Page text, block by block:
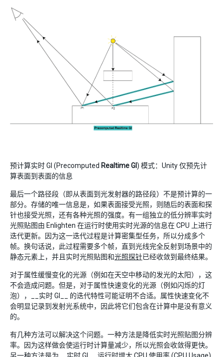
预计算实时 GI (Precomputed Realtime GI) 模式：Unity 仅预先计
算表面到表面的信息
最后一个路径段（即从表面到光发射器的路径段）不是预计算的一
部分。存储的唯一信息是，如果表面接受光照，则随后的表面和探
针也接受光照，还有各种光照的强度。有一组独立的低分辨率实时
光照贴图由 Enlighten 在运行时使用实时光源的信息在 CPU 上进行
迭代更新。因为这一迭代过程是计算密集型任务，所以分成多个
帧。换句话说，此过程需要多个帧，直到光线完全反射到场景中的
静态元素上，并且实时光照贴图和光照探针已经收敛到最终结果。
对于属性缓慢变化的光源（例如在天空中移动的发光的太阳），这
不会造成问题。但是，对于属性快速变化的光源（例如闪烁的灯
泡），__实时 GI__ 的迭代特性可能证明不合适。属性快速变化不
会明显记录到发射光系统中，因此将它们包含在计算中是没有意义
的。
有几种方法可以解决这个问题。一种方法是降低实时光照贴图分辨
率。因为这样做会使运行时计算量减少，所以光照会收敛得更快。